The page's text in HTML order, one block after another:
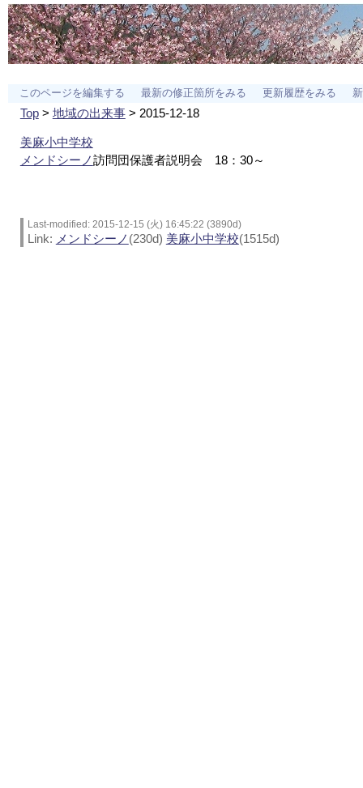
このページを編集する 最新の修正箇所をみる 更新履歴をみる
Top> 地域の出来事> 2015-12-18
美麻小中学校
メンドシーノ訪問団保護者説明会 18：30～
Last-modified: 2015-12-15 (火) 16:45:22 (3890d)
Link: メンドシーノ (230d) 美麻小中学校(1515d)